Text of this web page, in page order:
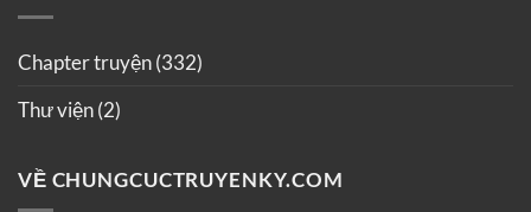
Chapter truyện(332)
Thư viện(2)
VỀ CHUNGCUCTRUYENKY.COM